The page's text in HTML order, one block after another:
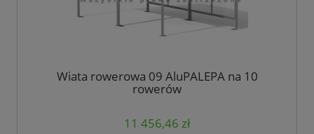
Wiata rowerowa 09 AluPALEPA na 10
rowerów
11 456,46 zł